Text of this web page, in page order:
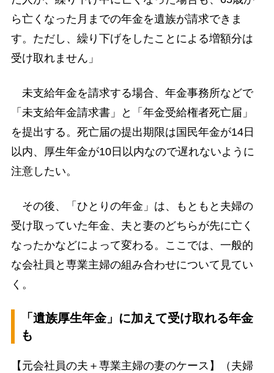
ら亡くなった月までの年金を遺族が請求できま
す。ただし、繰り下げをしたことによる増額分は
受け取れません」
未支給年金を請求する場合、年金事務所などで
「未支給年金請求書」と「年金受給権者死亡届」
を提出する。死亡届の提出期限は国民年金が14日
以内、厚生年金が10日以内なので遅れないように
注意したい。
その後、「ひとりの年金」は、もともと夫婦の
受け取っていた年金、夫と妻のどちらが先に亡く
なったかなどによって変わる。ここでは、一般的
な会社員と専業主婦の組み合わせについて見てい
く。
「遺族厚生年金」に加えて受け取れる年金
も
【元会社員の夫＋専業主婦の妻のケース】（夫婦